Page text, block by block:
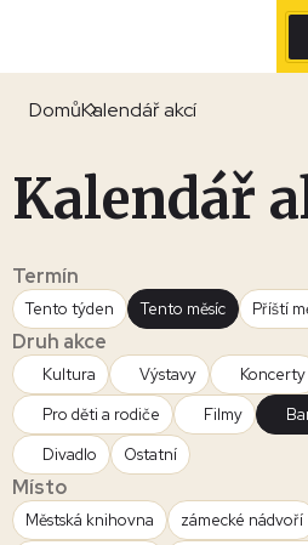
DomůKalendář akcí
Kalendář
Termín
Tento týden Tento měsíc Příští
Druh akce
Kultura Výstavy Koncerty
Pro děti a rodiče
Filmy
Divadlo
Ostatní
Místo
Městská knihovna zámecké nádvoří